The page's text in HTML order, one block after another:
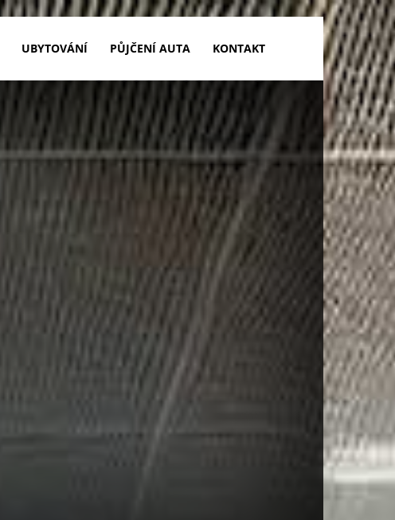
UBYTOVÁNÍ PŮJČENÍ AUTA KONTAKT